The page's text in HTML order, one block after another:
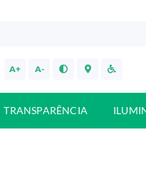
A+ A-
TRANSPARÊNCIA